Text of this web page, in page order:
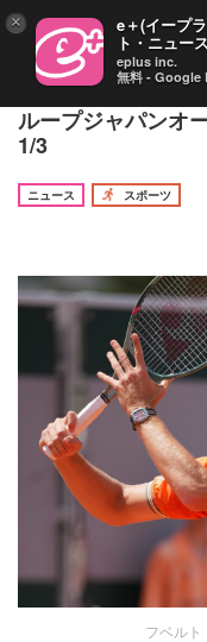
錦織、フルカチュ
ループジャパンオ
1/3
ニュース
スポーツ
フベルト
× e＋(イープ
ト・ニュー
eplus inc.
無料 - Google